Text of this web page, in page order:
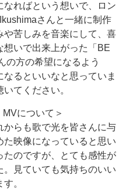
なればという想いで、ロン
さんと一緒に制作
や苦しみを音楽にして、喜
想いで出来上がった「BE
の方の希望になるよう
るといいなと思っていま
てください。
について＞
からも歌で光を皆さんに与
た映像になっていると思い
たのですが、とても感性が
見ていても気持ちのいい
。